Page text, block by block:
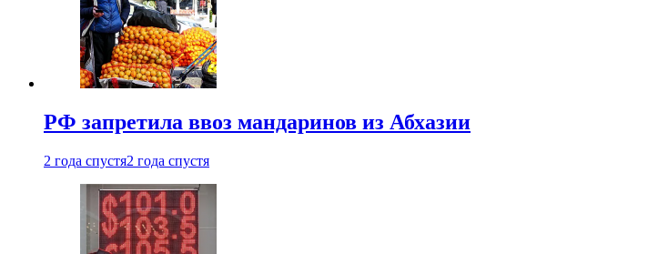
РФ запретила ввоз мандаринов из Абхазии
2 года спустя2 года спустя